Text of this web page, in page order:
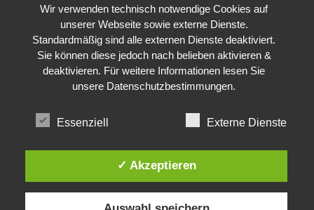
Wir verwenden technisch notwendige Cookies auf
unserer Webseite sowie externe Dienste.
Standardmäßig sind alle externen Dienste deaktiviert.
Sie können diese jedoch nach belieben aktivieren &
deaktivieren. Für weitere Informationen lesen Sie
unsere Datenschutzbestimmungen.
Essenziell Externe Dienste
✓ Akzeptieren